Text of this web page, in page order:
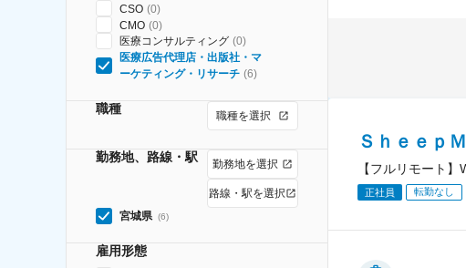
CSO (0)
CMO (0)
医療コンサルティング (0)
医療広告代理店・出版社・マ
ーケティング・リサーチ (6)
職種 職種を選択
勤務地、路線・駅 勤務地を選択
路線・駅を選択
宮城県 (6)
雇用形態
Ｓｈｅｅｐ
【フルリモート
正社員 転勤なし